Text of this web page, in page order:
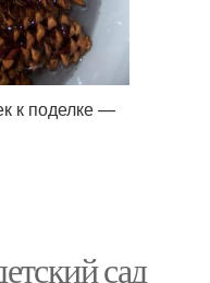
к поделке —
сад